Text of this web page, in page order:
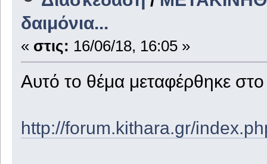
δαιμόνια...
« στις: 16/06/18, 16:05 »
Αυτό το θέμα μεταφέρθηκε
http://forum.kithara.gr/